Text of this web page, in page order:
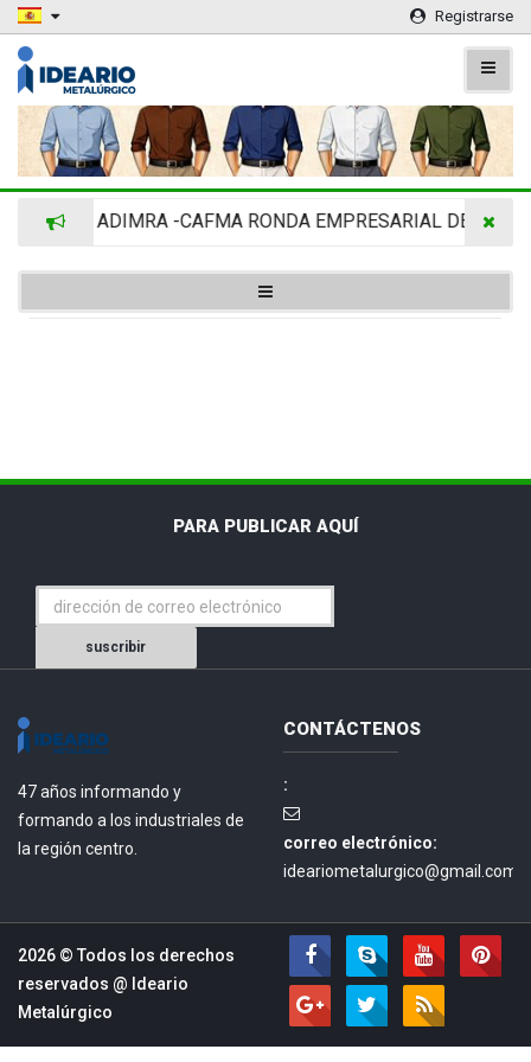
Registrarse
ADIMRA -CAFMA RONDA EMPRESARIAL DE
PARA PUBLICAR AQUÍ
suscribir
47 años informando y
formando a los industriales de
la región centro.
CONTÁCTENOS
:
correo electrónico:
ideariometalurgico@gmail.com.
2026 © Todos los derechos
reservados @ Ideario
Metalúrgico